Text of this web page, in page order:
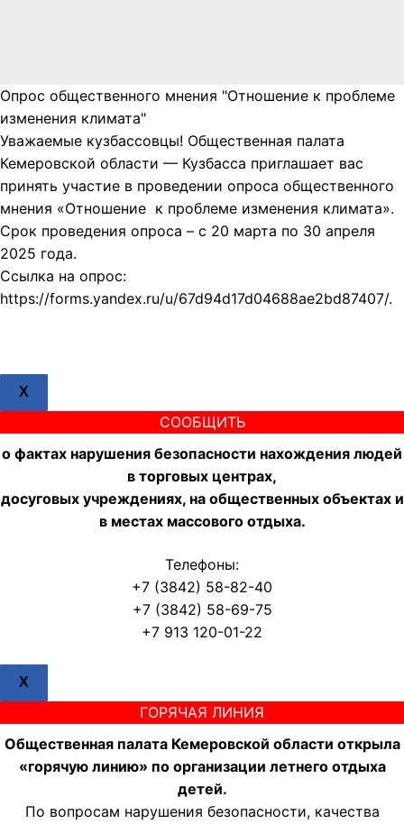
Опрос общественного мнения "Отношение к проблеме
изменения климата"
Уважаемые кузбассовцы! Общественная палата
Кемеровской области — Кузбасса приглашает вас
принять участие в проведении опроса общественного
мнения «Отношение к проблеме изменения климата».
Срок проведения опроса – с 20 марта по 30 апреля
2025 года.
Ссылка на опрос:
https://forms.yandex.ru/u/67d94d17d04688ae2bd87407/.
X
СООБЩИТЬ
о фактах нарушения безопасности нахождения людей
в торговых центрах,
досуговых учреждениях, на общественных объектах и
в местах массового отдыха.
Телефоны:
+7 (3842) 58-82-40
+7 (3842) 58-69-75
+7 913 120-01-22
X
ГОРЯЧАЯ ЛИНИЯ
Общественная палата Кемеровской области открыла
«горячую линию» по организации летнего отдыха
детей.
По вопросам нарушения безопасности, качества